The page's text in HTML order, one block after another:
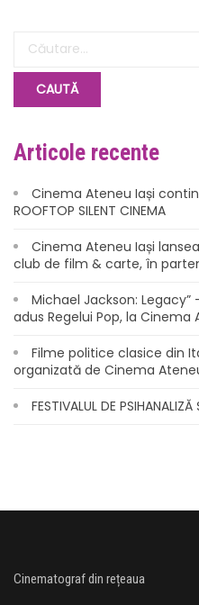
Articole recente
Cinema Ateneu Iași
ROOFTOP SILENT CINEMA
Cinema Ateneu Iași
club de film & carte, în
Michael Jackson:
adus Regelui Pop, la Cinema
Filme politice clasice din
organizată de Cinema
FESTIVALUL DE
Cinematograf din rețeaua